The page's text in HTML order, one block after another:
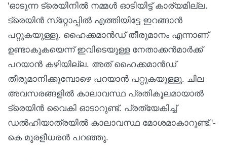
'ഓടുന്ന ട്രെയിനില്‍ നമ്മള്‍ ഓടിയിട്ട് കാര്യമില്ല.
ട്രെയിന്‍ സ്‌റ്റോപ്പില്‍ എത്തിയിട്ടേ ഇറങ്ങാന്‍
പറ്റുകയുള്ളു. ഹൈക്കമാന്‍ഡ് തീരുമാനം എന്നാണ്
ഉണ്ടാകുകയെന്ന് ഇവിടെയുള്ള നേതാക്കന്‍മാര്‍ക്ക്
പറയാന്‍ കഴിയില്ല. അത് ഹൈക്കമാന്‍ഡ്
തീരുമാനിക്കുമ്പോഴെ പറയാന്‍ പറ്റുകയുള്ളു. ചില
അവസരങ്ങളില്‍ കാലാവസ്ഥ പ്രതികൂലമായാല്‍
ട്രെയിന്‍ വൈകി ഓടാറുണ്ട്. പ്രത്യേകിച്ച്
ഡല്‍ഹിയാത്രയില്‍ കാലാവസ്ഥ മോശമാകാറുണ്ട്.'-
കെ മുരളീധരന്‍ പറഞ്ഞു.